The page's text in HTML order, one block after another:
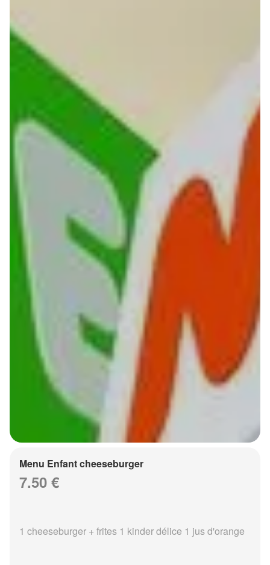
Menu Enfant cheeseburger
7.50 €
1 cheeseburger + frites 1 kinder délice 1 jus d'orange